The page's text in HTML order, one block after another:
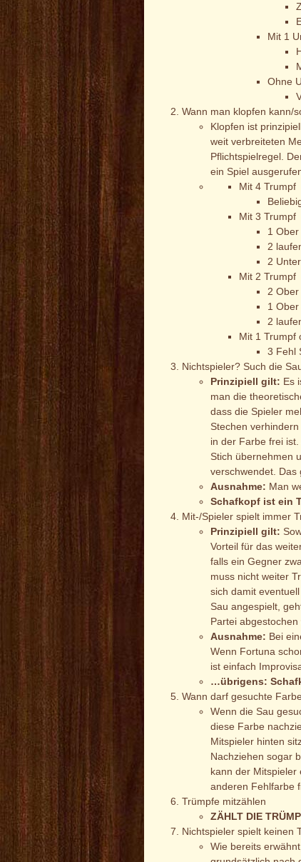
Mit 1
Ohne
Wann man klopfen kann/
Klopfen ist
weit verbreiteten
Pflichtspielregel.
ein Spiel
Mit 4 Trumpf
Mit 3 Trumpf
1
2
2
Mit 2 Trumpf
2
1
2
Mit 1 Trumpf
3 Fehl
Nichtspieler? Such die
Prinzipiell gilt: Es
man die
dass die Spieler
Stechen
in der Farbe frei
Stich übernehmen
verschwendet. Das
Ausnahme: Man
Schafkopf ist ein
Mit-/Spieler spielt immer
Prinzipiell gilt:
Vorteil für das
falls ein Gegner
muss nicht weiter
sich damit
Sau angespielt,
Partei
Ausnahme: Bei
Wenn Fortuna
ist einfach
…übrigens:
Wann darf gesuchte
Wenn die Sau
diese Farbe
Mitspieler hinten
Nachziehen sogar
kann der
anderen Fehlfarbe
Trümpfe mitzählen
ZÄHLT DIE
Nichtspieler spielt keinen
Wie bereits